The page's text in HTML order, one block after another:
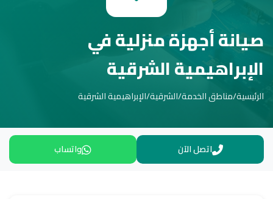
صيانة أجهزة منزلية في
الإبراهيمية الشرقية
الرئيسية/مناطق الخدمة/الشرقية/الإبراهيمية الشرقية
اتصل الآن واتساب